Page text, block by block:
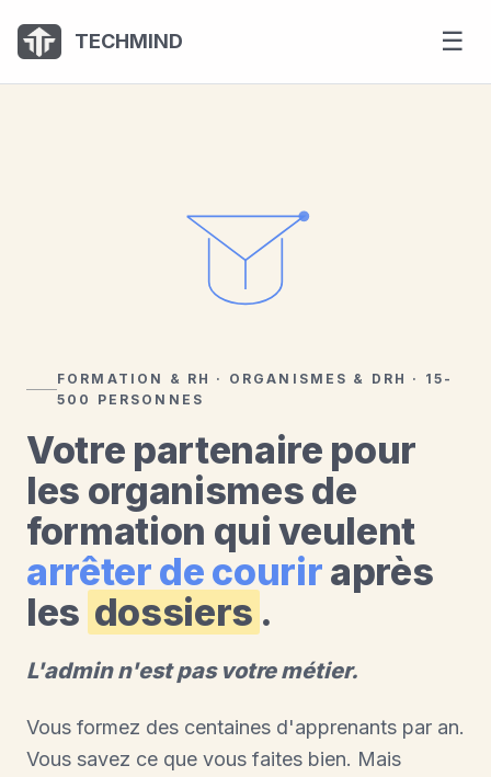
TECHMIND ☰
FORMATION & RH · ORGANISMES & DRH · 15-
500 PERSONNES
Votre partenaire pour
les organismes de
formation qui veulent
arrêter de couriraprès
les dossiers .
L'admin n'est pas votre métier.
Vous formez des centaines d'apprenants par an.
Vous savez ce que vous faites bien. Mais